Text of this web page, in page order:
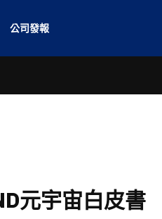
公司發報
元宇宙白皮書